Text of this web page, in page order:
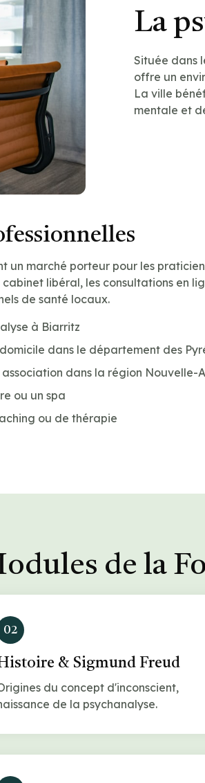
La
Située dans
offre un
La ville
mentale et
un marché porteur pour les
libéral, les consultations en
de santé locaux.
à Biarritz
dans le département des
dans la région Nouvelle-
ou un spa
ou de thérapie
de la
02
& Sigmund Freud
du concept d'inconscient,
de la psychanalyse.